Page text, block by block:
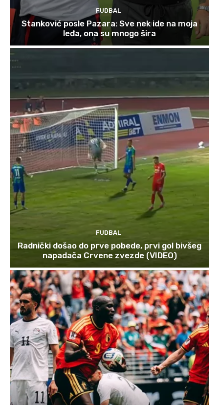
FUDBAL
Stanković posle Pazara: Sve nek ide na moja
leđa, ona su mnogo šira
FUDBAL
Radnički došao do prve pobede, prvi gol bivšeg
napadača Crvene zvezde (VIDEO)